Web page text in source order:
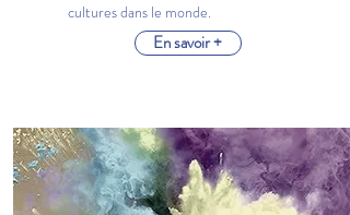
cultures dans le monde.
En savoir +